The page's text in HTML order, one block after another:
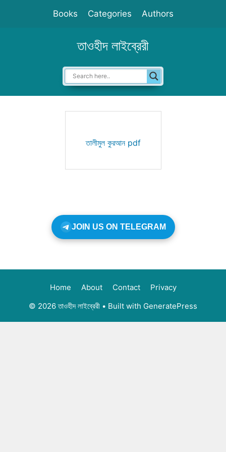
Books Categories Authors
তাওহীদ লাইব্রেরী
তালীমুল কুরআন pdf
JOIN US ON TELEGRAM
Home About Contact
Privacy
© 2026 তাওহীদ লাইব্রেরী • Built with GeneratePress